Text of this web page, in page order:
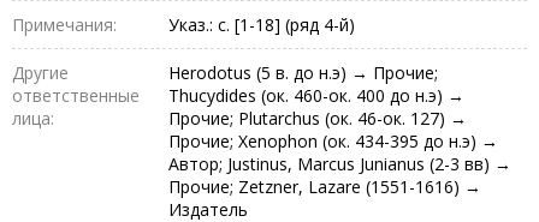
Примечания: Указ.: с. [1-18] (ряд 4-й)
Другие
ответственные
лица:
Herodotus (5 в. до н.э) → Прочие;
Thucydides (ок. 460-ок. 400 до н.э) →
Прочие; Plutarchus (ок. 46-ок. 127) →
Прочие; Xenophon (ок. 434-395 до н.э) →
Автор; Justinus, Marcus Junianus (2-3 вв) →
Прочие; Zetzner, Lazare (1551-1616) →
Издатель